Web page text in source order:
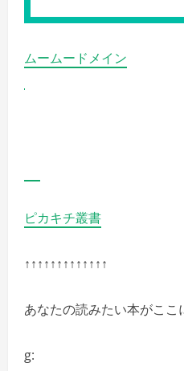
を
く
だ
ムームードメイン
ピカキチ叢書
↑↑↑↑↑↑↑↑↑↑↑↑↑
あなたの読みたい本がここ
g: